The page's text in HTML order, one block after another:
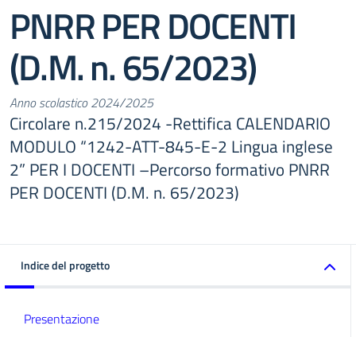
PNRR PER DOCENTI
(D.M. n. 65/2023)
Anno scolastico 2024/2025
Circolare n.215/2024 -Rettifica CALENDARIO
MODULO “1242-ATT-845-E-2 Lingua inglese
2” PER I DOCENTI –Percorso formativo PNRR
PER DOCENTI (D.M. n. 65/2023)
Indice del progetto
Presentazione